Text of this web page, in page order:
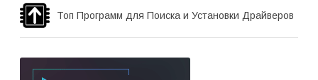
Топ Программ для Поиска и Установки Драйверов